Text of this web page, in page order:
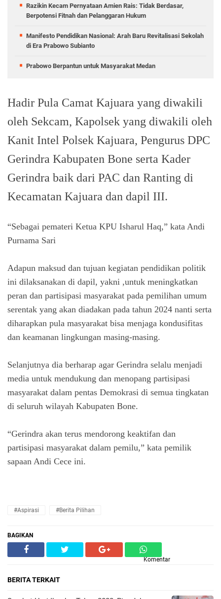
Razikin Kecam Pernyataan Amien Rais: Tidak Berdasar,
Berpotensi Fitnah dan Pelanggaran Hukum
Manifesto Pendidikan Nasional: Arah Baru Revitalisasi Sekolah
di Era Prabowo Subianto
Prabowo Berpantun untuk Masyarakat Medan
Hadir Pula Camat Kajuara yang diwakili
oleh Sekcam, Kapolsek yang diwakili oleh
Kanit Intel Polsek Kajuara, Pengurus DPC
Gerindra Kabupaten Bone serta Kader
Gerindra baik dari PAC dan Ranting di
Kecamatan Kajuara dan dapil III.
“Sebagai pemateri Ketua KPU Isharul Haq,” kata Andi
Purnama Sari
Adapun maksud dan tujuan kegiatan pendidikan politik
ini dilaksanakan di dapil, yakni ,untuk meningkatkan
peran dan partisipasi masyarakat pada pemilihan umum
serentak yang akan diadakan pada tahun 2024 nanti serta
diharapkan pula masyarakat bisa menjaga kondusifitas
dan keamanan lingkungan masing-masing.
Selanjutnya dia berharap agar Gerindra selalu menjadi
media untuk mendukung dan menopang partisipasi
masyarakat dalam pentas Demokrasi di semua tingkatan
di seluruh wilayah Kabupaten Bone.
“Gerindra akan terus mendorong keaktifan dan
partisipasi masyarakat dalam pemilu,” kata pemilik
sapaan Andi Cece ini.
#Aspirasi #Berita Pilihan
BAGIKAN
Komentar
BERITA TERKAIT